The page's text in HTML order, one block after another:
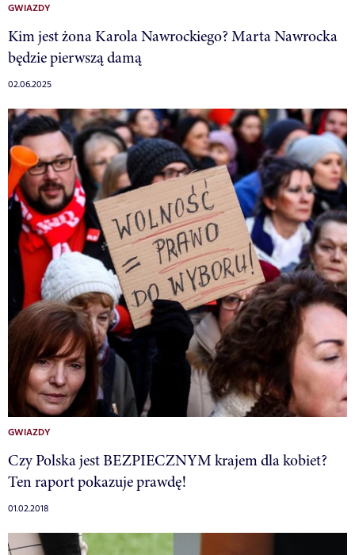
GWIAZDY
Kim jest żona Karola Nawrockiego? Marta Nawrocka
będzie pierwszą damą
02.06.2025
GWIAZDY
Czy Polska jest BEZPIECZNYM krajem dla kobiet?
Ten raport pokazuje prawdę!
01.02.2018